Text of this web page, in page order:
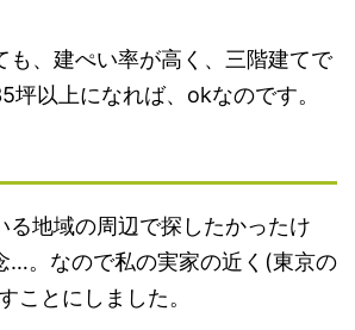
も、建ぺい率が高く、三階建てで
坪以上になれば、okなのです。
る地域の周辺で探したかったけ
…。なので私の実家の近く(東京の
ことにしました。